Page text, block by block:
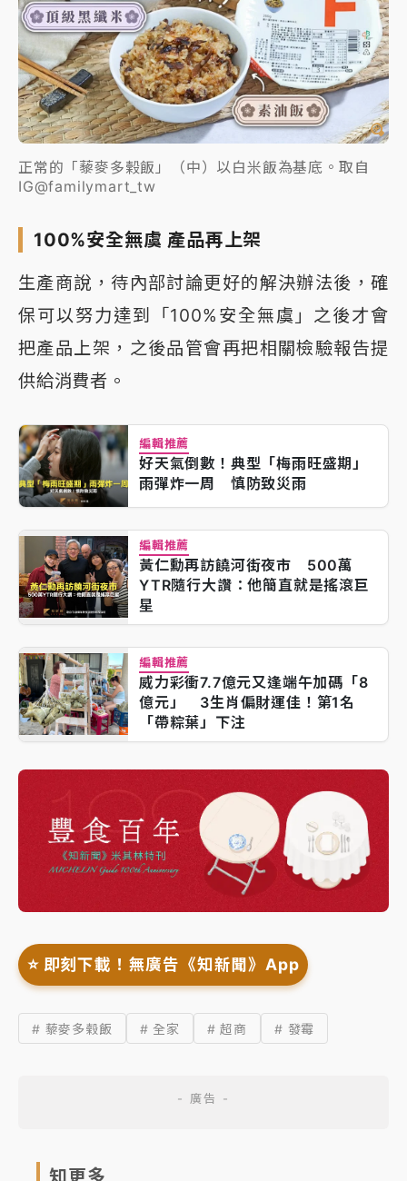
正常的「藜麥多榖飯」（中）以白米飯為基底。取自
IG@familymart_tw
100%安全無虞 產品再上架
生產商說，待內部討論更好的解決辦法後，確
保可以努力達到「100%安全無虞」之後才會
把產品上架，之後品管會再把相關檢驗報告提
供給消費者。
編輯推薦
好天氣倒數！典型「梅雨旺盛期」
雨彈炸一周 慎防致災雨
編輯推薦
黃仁勳再訪饒河街夜市 500萬
YTR隨行大讚：他簡直就是搖滾巨
星
編輯推薦
威力彩衝7.7億元又逢端午加碼「8
億元」 3生肖偏財運佳！第1名
「帶粽葉」下注
⭐️ 即刻下載！無廣告《知新聞》App
# 藜麥多榖飯 # 全家 # 超商 # 發霉